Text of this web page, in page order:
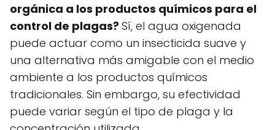
orgánica a los productos químicos para el
control de plagas? Sí, el agua oxigenada
puede actuar como un insecticida suave y
una alternativa más amigable con el medio
ambiente a los productos químicos
tradicionales. Sin embargo, su efectividad
puede variar según el tipo de plaga y la